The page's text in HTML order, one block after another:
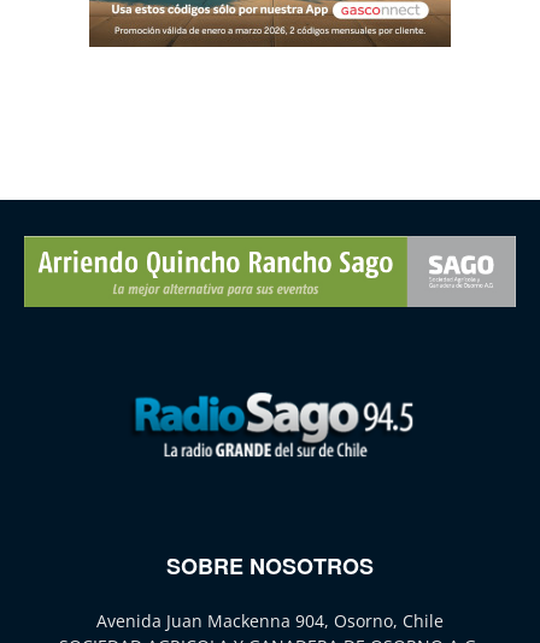
SOBRE NOSOTROS
Avenida Juan Mackenna 904, Osorno, Chile